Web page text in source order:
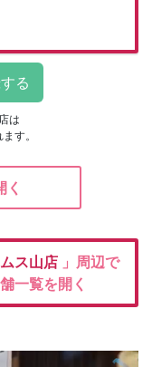
は
す。
く
ス山店 」周辺で
一覧を開く